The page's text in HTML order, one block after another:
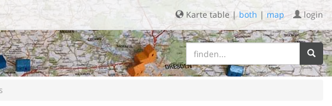
login
Karte table |both | map